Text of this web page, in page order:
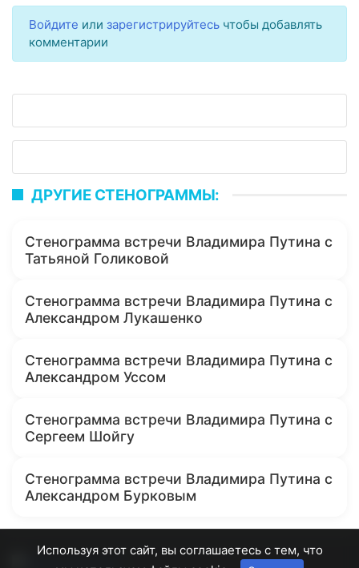
Войдите или зарегистрируйтесь чтобы добавлять
комментарии
ДРУГИЕ СТЕНОГРАММЫ:
Стенограмма встречи Владимира Путина с
Татьяной Голиковой
Стенограмма встречи Владимира Путина с
Александром Лукашенко
Стенограмма встречи Владимира Путина с
Александром Уссом
Стенограмма встречи Владимира Путина с
Сергеем Шойгу
Стенограмма встречи Владимира Путина с
Александром Бурковым
Используя этот сайт, вы соглашаетесь с тем, что